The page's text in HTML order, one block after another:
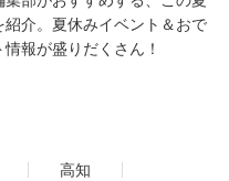
紹介。夏休みイベント＆おで
報が盛りだくさん！
高知